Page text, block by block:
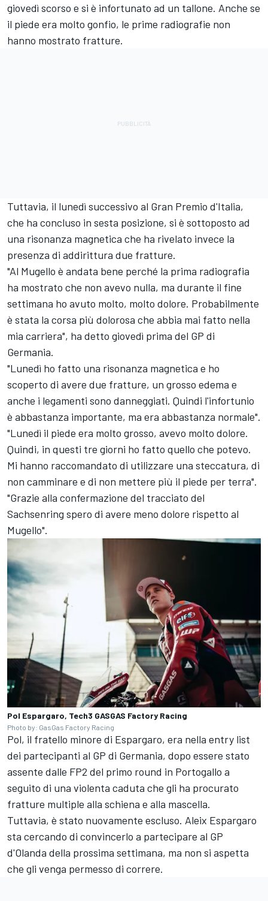
giovedì scorso e si è infortunato ad un tallone. Anche se
il piede era molto gonfio, le prime radiografie non
hanno mostrato fratture.
Tuttavia, il lunedì successivo al Gran Premio d'Italia,
che ha concluso in sesta posizione, si è sottoposto ad
una risonanza magnetica che ha rivelato invece la
presenza di addirittura due fratture.
"Al Mugello è andata bene perché la prima radiografia
ha mostrato che non avevo nulla, ma durante il fine
settimana ho avuto molto, molto dolore. Probabilmente
è stata la corsa più dolorosa che abbia mai fatto nella
mia carriera", ha detto giovedì prima del GP di
Germania.
"Lunedì ho fatto una risonanza magnetica e ho
scoperto di avere due fratture, un grosso edema e
anche i legamenti sono danneggiati. Quindi l'infortunio
è abbastanza importante, ma era abbastanza normale".
"Lunedì il piede era molto grosso, avevo molto dolore.
Quindi, in questi tre giorni ho fatto quello che potevo.
Mi hanno raccomandato di utilizzare una steccatura, di
non camminare e di non mettere più il piede per terra".
"Grazie alla confermazione del tracciato del
Sachsenring spero di avere meno dolore rispetto al
Mugello".
Pol Espargaro, Tech3 GASGAS Factory Racing
Photo by: GasGas Factory Racing
Pol, il fratello minore di Espargaro, era nella entry list
dei partecipanti al GP di Germania, dopo essere stato
assente dalle FP2 del primo round in Portogallo a
seguito di una violenta caduta che gli ha procurato
fratture multiple alla schiena e alla mascella.
Tuttavia, è stato nuovamente escluso. Aleix Espargaro
sta cercando di convincerlo a partecipare al GP
d'Olanda della prossima settimana, ma non si aspetta
che gli venga permesso di correre.